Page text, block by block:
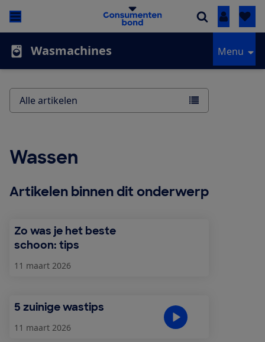
Inloggen
Wasmachines Menu
Wassen
Artikelen binnen dit onderwerp
Zo was je het beste
schoon: tips
11 maart 2026
5 zuinige wastips
11 maart 2026
Alle artikelen